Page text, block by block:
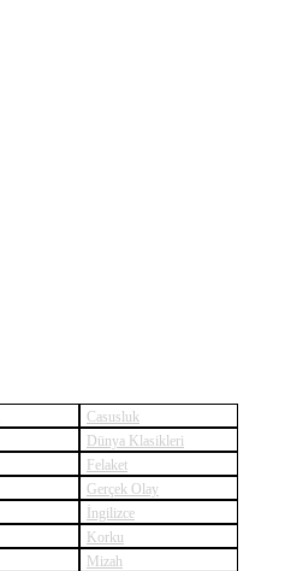
Casusluk
Dünya Klasikleri
Felaket
Gerçek Olay
İngilizce
Korku
Mizah